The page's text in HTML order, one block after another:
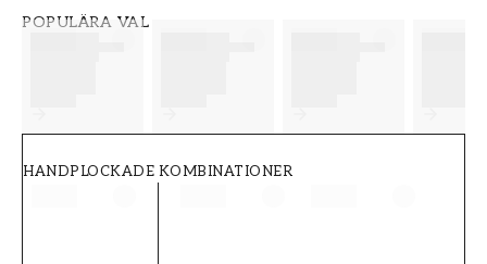
POPULÄRA VAL
HANDPLOCKADE KOMBINATIONER